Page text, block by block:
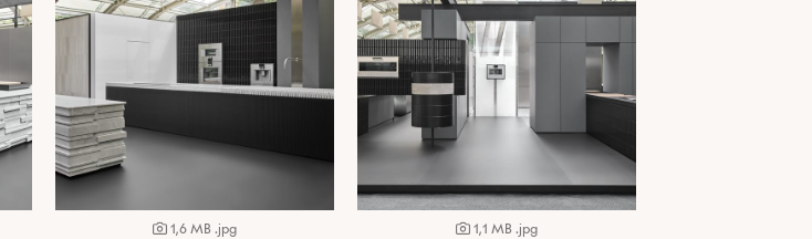
1,6 MB .jpg 1,1 MB .jpg